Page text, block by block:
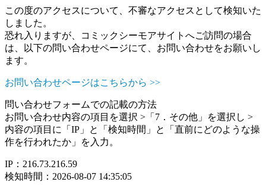
この度のアクセスについて、不審なアクセスとして検知いた
しました。
恐れ入りますが、コミックシーモアサイトへご訪問の場合
は、以下の問い合わせページにて、お問い合わせをお願いし
ます。
お問い合わせページはこちらから >>
問い合わせフォームでの記載の方法
お問い合わせ内容の項目を選択 >「7．その他」を選択し >
内容の項目に「IP」と「検知時間」と「直前にどのような操
作を行われたか」を入力。
IP：216.73.216.59
検知時間：2026-08-07 14:35:05